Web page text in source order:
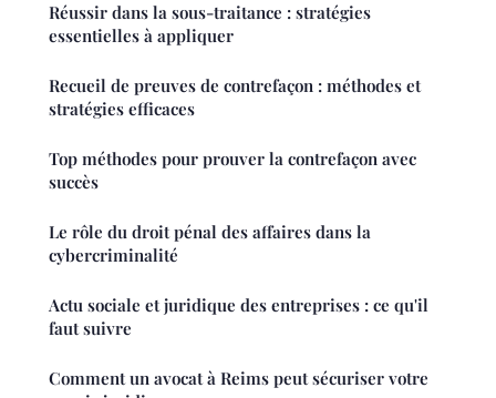
Réussir dans la sous-traitance : stratégies
essentielles à appliquer
Recueil de preuves de contrefaçon : méthodes et
stratégies efficaces
Top méthodes pour prouver la contrefaçon avec
succès
Le rôle du droit pénal des affaires dans la
cybercriminalité
Actu sociale et juridique des entreprises : ce qu'il
faut suivre
Comment un avocat à Reims peut sécuriser votre